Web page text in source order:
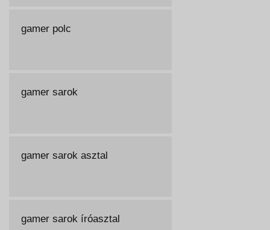
gamer polc
gamer sarok
gamer sarok asztal
gamer sarok íróasztal